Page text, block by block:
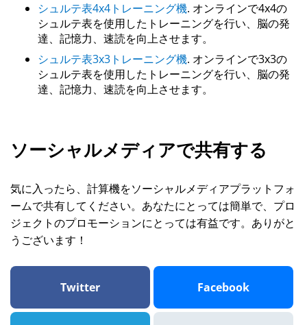
シュルテ表4x4トレーニング機. オンラインで4x4の
シュルテ表を使用したトレーニングを行い、脳の発
達、記憶力、速読を向上させます。
シュルテ表3x3トレーニング機. オンラインで3x3の
シュルテ表を使用したトレーニングを行い、脳の発
達、記憶力、速読を向上させます。
ソーシャルメディアで共有する
気に入ったら、計算機をソーシャルメディアプラットフォ
ームで共有してください。あなたにとっては簡単で、プロ
ジェクトのプロモーションにとっては有益です。ありがと
うございます！
Twitter Facebook